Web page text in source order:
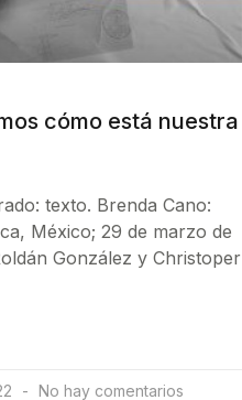
cómo está nuestra
texto. Brenda Cano:
México; 29 de marzo de
González y Christoper
No hay comentarios